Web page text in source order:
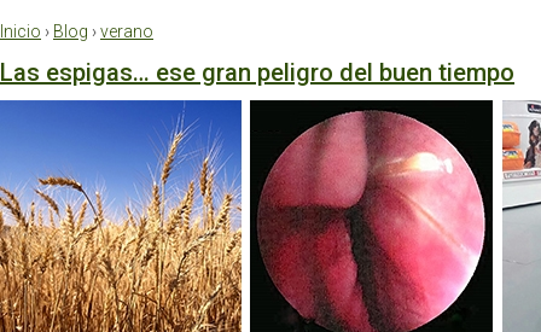
Inicio › Blog ›verano
Las espigas… ese gran peligro del buen tiempo